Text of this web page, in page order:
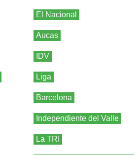
El Nacional
Aucas
IDV
Liga
Barcelona
Independiente del Valle
La TRI